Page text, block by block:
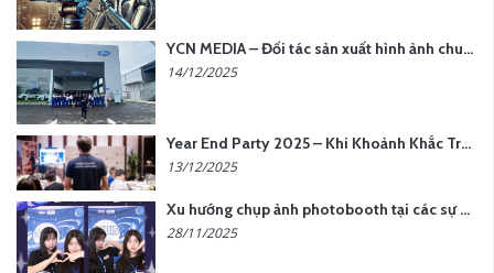
YCN MEDIA – Đối tác sản xuất hình ảnh chuyên nghiệp cho doanh nghiệp tại Hà Nội
14/12/2025
Year End Party 2025 – Khi Khoảnh Khắc Trở Thành Dấu Ấn | Gói Ưu Đãi Tháng 12 Từ YCN Media
13/12/2025
Xu hướng chụp ảnh photobooth tại các sự kiện hiện nay
28/11/2025